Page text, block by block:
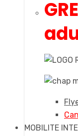
MOBILITE